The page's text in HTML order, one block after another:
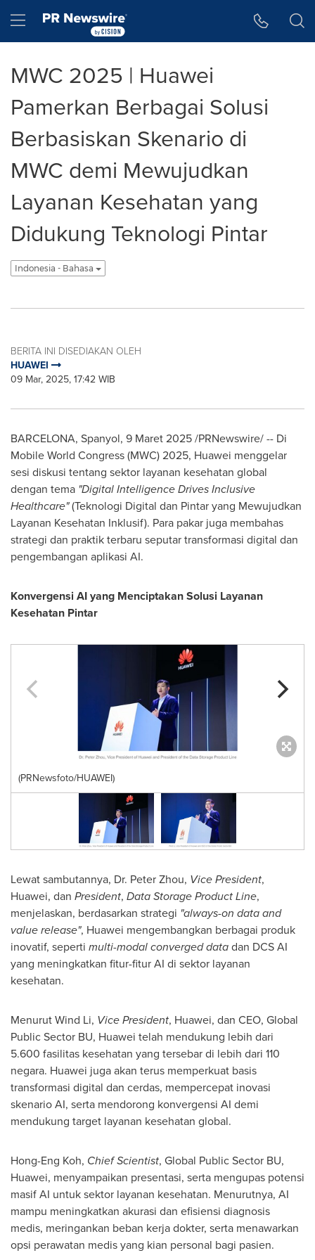
Hamburger menu
MWC 2025 | Huawei
Pamerkan Berbagai Solusi
Berbasiskan Skenario di
MWC demi Mewujudkan
Layanan Kesehatan yang
Didukung Teknologi Pintar
Indonesia - Bahasa
BERITA INI DISEDIAKAN OLEH
HUAWEI
09 Mar, 2025, 17:42 WIB
BARCELONA, Spanyol, 9 Maret 2025/PRNewswire/ -- Di
Mobile World Congress (MWC) 2025, Huawei menggelar
sesi diskusi tentang sektor layanan kesehatan global
dengan tema "Digital Intelligence Drives Inclusive
Healthcare"(Teknologi Digital dan Pintar yang Mewujudkan
Layanan Kesehatan Inklusif). Para pakar juga membahas
strategi dan praktik terbaru seputar transformasi digital dan
pengembangan aplikasi AI.
Konvergensi AI yang Menciptakan Solusi Layanan
Kesehatan Pintar
(PRNewsfoto/HUAWEI)
Lewat sambutannya, Dr. Peter Zhou, Vice President,
Huawei, dan President, Data Storage Product Line,
menjelaskan, berdasarkan strategi "always-on data and
value release", Huawei mengembangkan berbagai produk
inovatif, seperti multi-modal converged datadan DCS AI
yang meningkatkan fitur-fiturAI di sektor layanan
kesehatan.
Menurut Wind Li, Vice President, Huawei, dan CEO, Global
Public Sector BU, Huawei telah mendukung lebih dari
5.600 fasilitas kesehatan yang tersebar di lebih dari 110
negara. Huawei juga akan terus memperkuat basis
transformasi digital dan cerdas, mempercepat inovasi
skenario AI, serta mendorong konvergensi AI demi
mendukung target layanan kesehatan global.
Hong-Eng Koh, Chief Scientist, Global Public Sector BU,
Huawei, menyampaikan presentasi, serta mengupas potensi
masif AI untuk sektor layanan kesehatan. Menurutnya, AI
mampu meningkatkan akurasi dan efisiensi diagnosis
medis, meringankan beban kerja dokter, serta menawarkan
opsi perawatan medis yang kian personal bagi pasien.